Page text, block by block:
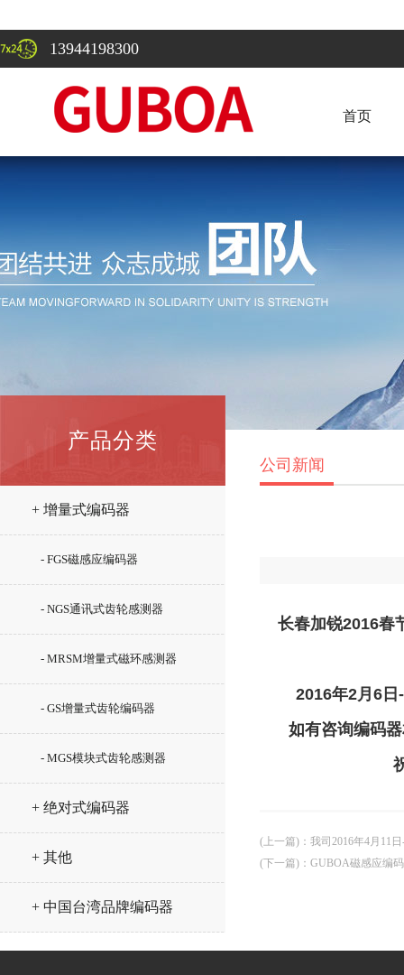
13944198300
首页
产品分类
+ 增量式编码器
- FGS磁感应编码器
- NGS通讯式齿轮感测器
- MRSM增量式磁环感测器
- GS增量式齿轮编码器
- MGS模块式齿轮感测器
+ 绝对式编码器
+ 其他
+ 中国台湾品牌编码器
公司新闻
长春加锐2016春
2016年2月 6 日
如有咨询编码
(上一篇) ： 我司2016年4月11
(下一篇) ： GUBOA磁感应编